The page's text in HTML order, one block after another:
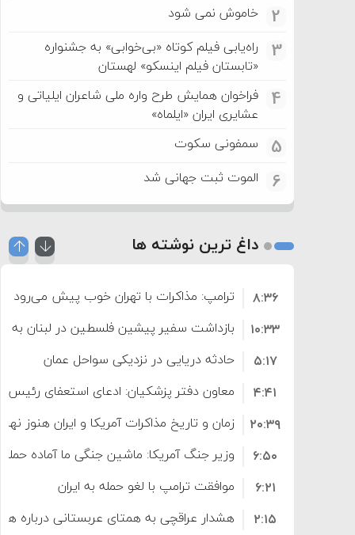
2 خاموش نمی شود
3
راه‌یابی فیلم کوتاه «بی‌خوابی» به جشنواره
«تابستان فیلم اینسکو» لهستان
4
فراخوان همایش طرح واره ملی شاعران ایلیاتی و
عشایری ایران «ایلماه»
5 سمفونی سکوت
6 الموت ثبت جهانی شد
داغ ترین نوشته ها
ترامپ: مذاکرات با تهران خوب پیش می‌رود
۸:۳۶
بازداشت سفیر پیشین فلسطین در لبنان به
۱۰:۳۳
حادثه دریایی در نزدیکی سواحل عمان
۵:۱۷
معاون دفتر پزشکیان: ادعای استعفای
است
۴:۴۱
زمان و تاریخ مذاکرات آمریکا و ایران هنوز
۲۰:۳۹
وزیر جنگ آمریکا: ماشین جنگی ما آماده حمله
۶:۵۰
موافقت ترامپ با لغو حمله به ایران
۶:۲۱
هشدار عراقچی به همتای عربستانی درباره
۲:۱۵